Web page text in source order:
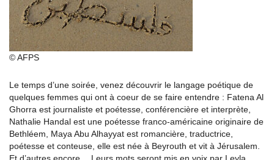
© AFPS
Le temps d’une soirée, venez découvrir le langage poétique de
quelques femmes qui ont à coeur de se faire entendre : Fatena Al
Ghorra est journaliste et poétesse, conférencière et interprète,
Nathalie Handal est une poétesse franco-américaine originaire de
Bethléem, Maya Abu Alhayyat est romancière, traductrice,
poétesse et conteuse, elle est née à Beyrouth et vit à Jérusalem.